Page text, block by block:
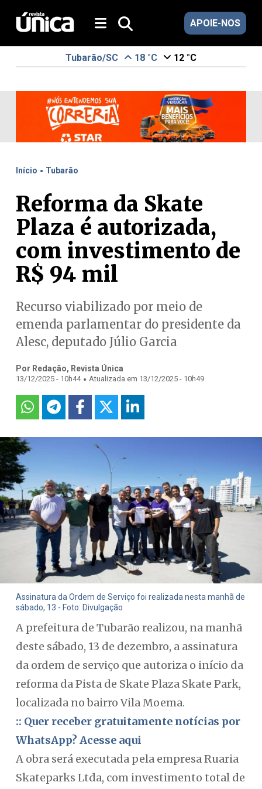
APOIE-NOS
Tubarão/SC 18 °C 12 °C
Início . Tubarão
Reforma da Skate
Plaza é autorizada,
com investimento de
R$ 94 mil
Recurso viabilizado por meio de
emenda parlamentar do presidente da
Alesc, deputado Júlio Garcia
Por Redação, Revista Única
13/12/2025 - 10h44 . Atualizada em 13/12/2025 - 10h49
Assinatura da Ordem de Serviço foi realizada nesta manhã de
sábado, 13 - Foto: Divulgação
A prefeitura de Tubarão realizou, na manhã
deste sábado, 13 de dezembro, a assinatura
da ordem de serviço que autoriza o início da
reforma da Pista de Skate Plaza Skate Park,
localizada no bairro Vila Moema.
:: Quer receber gratuitamente notícias por
WhatsApp? Acesse aqui
A obra será executada pela empresa Ruaria
Skateparks Ltda, com investimento total de